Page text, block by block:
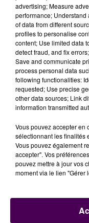
Comparution
Le fautif, âgé de 21
département de
placé en garde à
en danger de la
volontaire": il est
Mans dès ce lundi
immédiate. Les
Saint-Calais, Le
mobilisées.
advertising; Measure
performance;
of data from different
profiles to personalise
content; Use limited data
detect fraud, and fix
Save and communicate
process personal data
following functionalities:
requested; Use precise
other data sources; Link
information transmitted
Vous pouvez accepter en
sélectionnant les finalités
Vous pouvez également
accepter". Vos
pouvez mettre à jour vos
moment via le lien "Gérer